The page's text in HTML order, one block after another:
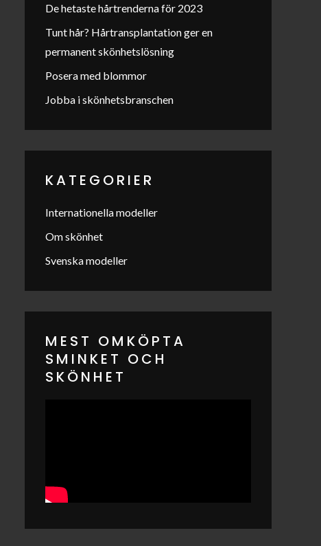
De hetaste hårtrenderna för 2023
Tunt hår? Hårtransplantation ger en
permanent skönhetslösning
Posera med blommor
Jobba i skönhetsbranschen
KATEGORIER
Internationella modeller
Om skönhet
Svenska modeller
MEST OMKÖPTA
SMINKET OCH
SKÖNHET